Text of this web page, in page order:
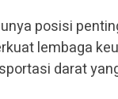
posisi
lembaga
darat